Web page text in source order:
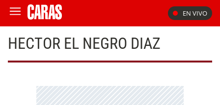
EN VIVO
HECTOR EL NEGRO DIAZ